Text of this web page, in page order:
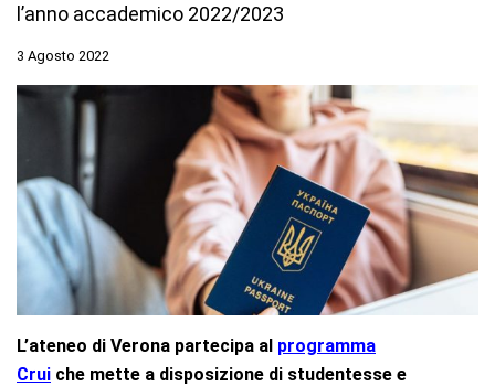
l’anno accademico 2022/2023
3 Agosto 2022
L’ateneo di Verona partecipa al programma
Crui che mette a disposizione di studentesse e